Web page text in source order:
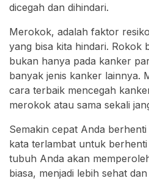
dicegah dan dihindari.
Merokok, adalah faktor
yang bisa kita hindari. Rokok
bukan hanya pada kanker
banyak jenis kanker lainnya.
cara terbaik mencegah
merokok atau sama sekali
Semakin cepat Anda
kata terlambat untuk
tubuh Anda akan
biasa, menjadi lebih sehat